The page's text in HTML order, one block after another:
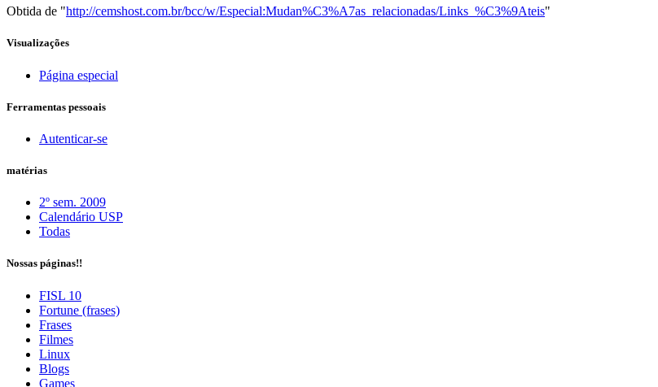
Obtida de "http://cemshost.com.br/bcc/w/Especial:Mudan%C3%A7as_relacionadas/Links_%C3%9Ateis"
Visualizações
Página especial
Ferramentas pessoais
Autenticar-se
matérias
2º sem. 2009
Calendário USP
Todas
Nossas páginas!!
FISL 10
Fortune (frases)
Frases
Filmes
Linux
Blogs
Games